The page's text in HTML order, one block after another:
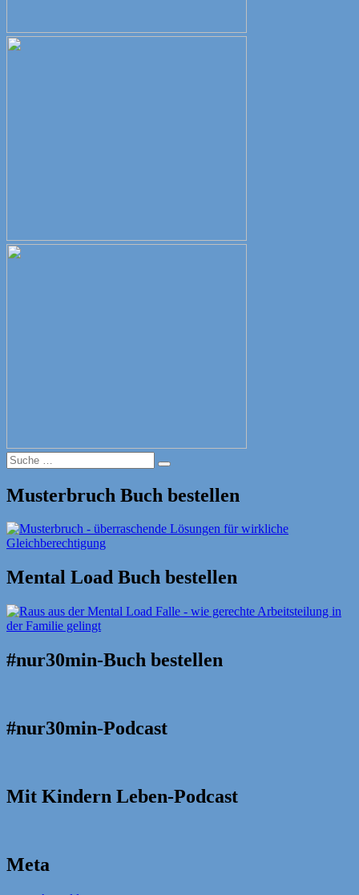
Suche
nach:
Suche
Musterbruch Buch bestellen
Mental Load Buch bestellen
#nur30min-Buch bestellen
#nur30min-Podcast
Mit Kindern Leben-Podcast
Meta